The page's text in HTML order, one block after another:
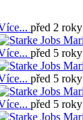
před 2 roky
před 5 roky
před 5 roky
před 5 roky